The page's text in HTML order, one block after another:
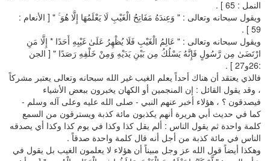
النمل : 65 ] .
ويقول سبحانه وتعالى : " وَعِندَهُ مَفَاتِحُ الْغَيْبِ لَا يَعْلَمُهَا إِلَّا هُوَ ۚ " [ الأنعام :
59 ] .
ويقول سبحانه وتعالى : " عَالِمُ الْغَيْبِ فَلَا يُظْهِرُ عَلَىٰ غَيْبِهِ أَحَدًا * إِلَّا مَنِ
ارْتَضَىٰ مِن رَّسُولٍ فَإِنَّهُ يَسْلُكُ مِن بَيْنِ يَدَيْهِ وَمِنْ خَلْفِهِ رَصَدًا " [ الجن
:26و27 ] .
فالذي يعتقد أن هناك أحداً يعلم الغيب غير الله سبحانه وتعالى يعتبر مشركاً
، وقد يقول القائل : إن المنجمين أو الكهان يخبرون ببعض الأشياء
فيصدقون ؟ ، هؤلاء أخبر عنهم النبي - صلى الله عليه وعلى آله وسلم -
كما في حديث أبي هريرة أنهم يكذبون مائة كذبة ويسترقون من السمع
كلمة واحدة ثم يقول الناس : ألم يقل كذا وكذا في يوم كذا وكذا أي يصدقه
الناس في مائة كذبة من أجل أنه قال كلمة واحدة صدقاً .
وهكذا أيضاً قول الله عز وجل مبيناً أن هؤلاء لا يعلمون الغيب بل يقول في